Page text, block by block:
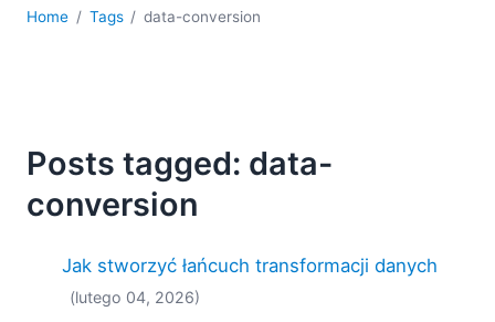
XPath i XQuery
2025
2023
2021
2020
Home Tags data-conversion
Posts tagged: data-
conversion
Jak stworzyć łańcuch transformacji danych
(lutego 04, 2026)